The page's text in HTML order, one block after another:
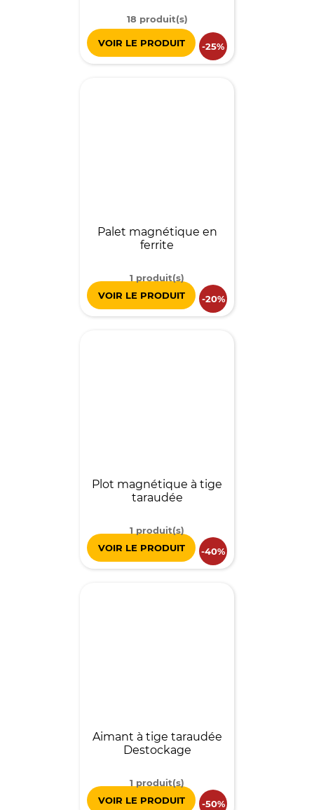
18 produit(s)
VOIR LE PRODUIT -25%
Palet magnétique en
ferrite
1 produit(s)
VOIR LE PRODUIT
-20%
Plot magnétique à tige
taraudée
1 produit(s)
VOIR LE PRODUIT
-40%
Aimant à tige taraudée
Destockage
1 produit(s)
VOIR LE PRODUIT
-50%